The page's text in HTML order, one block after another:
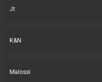
Jt
K&N
Malossi